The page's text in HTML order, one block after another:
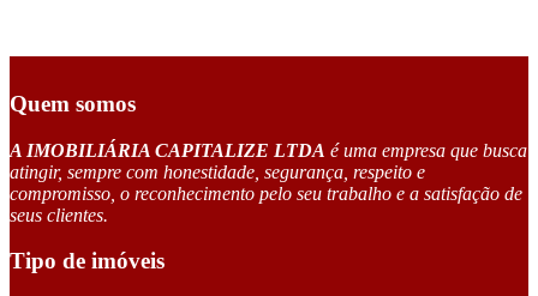
Quem somos
A IMOBILIÁRIA CAPITALIZE LTDA é uma empresa que busca
atingir, sempre com honestidade, segurança, respeito e
compromisso, o reconhecimento pelo seu trabalho e a satisfação de
seus clientes.
Tipo de imóveis